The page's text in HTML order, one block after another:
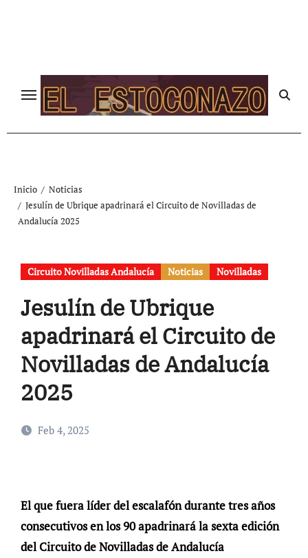
Inicio
Noticias
Jesulín de Ubrique apadrinará el Circuito de Novilladas de
Andalucía 2025
Circuito Novilladas Andalucía Noticias Novilladas
Jesulín de Ubrique
apadrinará el Circuito de
Novilladas de Andalucía
2025
Feb 4, 2025
El que fuera líder del escalafón durante tres años
consecutivos en los 90 apadrinará la sexta edición
del Circuito de Novilladas de Andalucía